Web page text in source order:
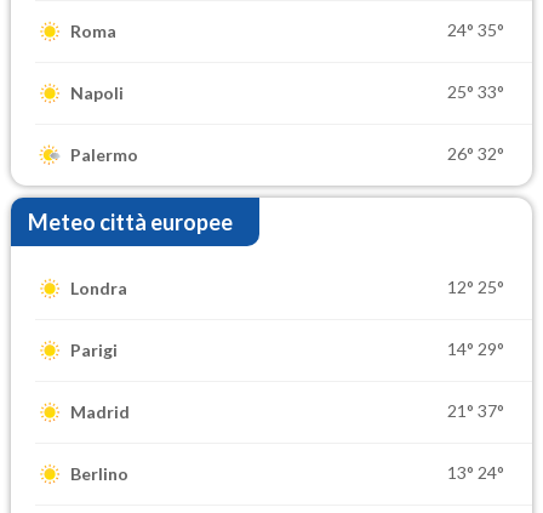
Roma 24° 35°
Napoli 25° 33°
Palermo 26° 32°
Meteo città europee
Londra 12° 25°
Parigi 14° 29°
Madrid 21° 37°
Berlino 13° 24°